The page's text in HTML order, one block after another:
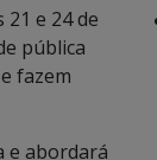
e 24 de
pública
fazem
e abordará